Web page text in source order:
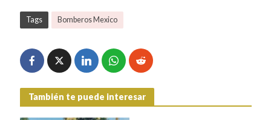
Tags Bomberos Mexico
También te puede interesar